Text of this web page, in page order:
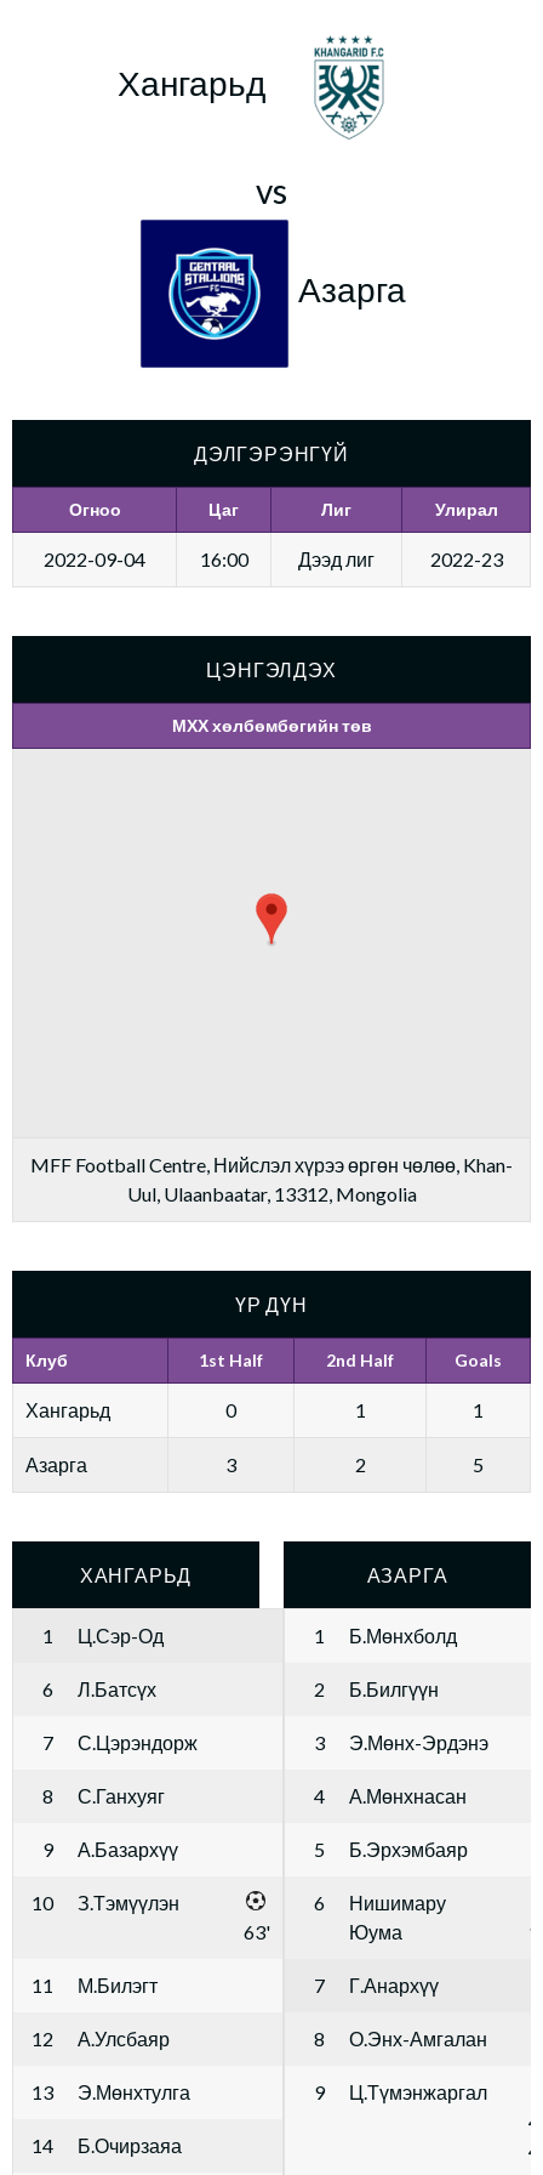
Хангарьд
vs
Азарга
ДЭЛГЭРЭНГҮЙ
Огноо Цаг Лиг Улирал
2022-09-04 16:00 Дээд лиг 2022-23
ЦЭНГЭЛДЭХ
МХХ хөлбөмбөгийн төв
MFF Football Centre, Нийслэл хүрээ өргөн чөлөө, Khan-
Uul, Ulaanbaatar, 13312, Mongolia
ҮР ДҮН
Клуб 1st Half 2nd Half Goals
Хангарьд 0 1 1
Азарга 3 2 5
ХАНГАРЬД
1 Ц.Сэр-Од
6 Л.Батсүх
7 С.Цэрэндорж
8 С.Ганхуяг
9 А.Базархүү
10
З.Тэмүүлэн
63'
11 М.Билэгт
12 А.Улсбаяр
13 Э.Мөнхтулга
14 Б.Очирзаяа
АЗАРГА
1 Б.Мөнхболд
2 Б.Билгүүн
3 Э.Мөнх-Эрдэнэ
4 А.Мөнхнасан
5 Б.Эрхэмбаяр
6
Нишимару
Юума
7 Г.Анархүү
8 О.Энх-Амгалан
9
Ц.Түмэнжаргал